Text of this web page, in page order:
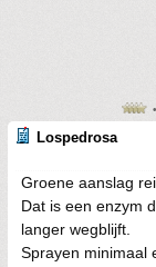
Lospedrosa
Groene aanslag
Dat is een enzym
langer wegblijft.
Sprayen minimaal